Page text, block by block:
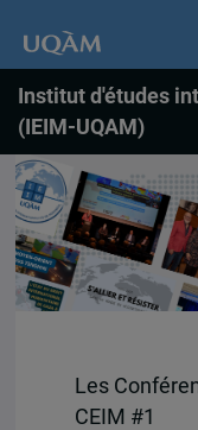
Institut d'études
(IEIM-UQAM)
Les
CEIM #1